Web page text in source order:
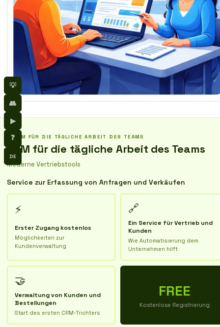
💡
👥
▶
❓
DE
CRM FÜR DIE TÄGLICHE ARBEIT DES TEAMS
CRM für die tägliche Arbeit des Teams
Moderne Vertriebstools
Service zur Erfassung von Anfragen und Verkäufen
⚡
Erster Zugang kostenlos
Möglichkeiten zur
Kundenverwaltung
🔗
Ein Service für Vertrieb und
Kunden
Wie Automatisierung dem
Unternehmen hilft
🤝
Verwaltung von Kunden und
Bestellungen
Start des ersten CRM-Trichters
FREE
Kostenlose Registrierung